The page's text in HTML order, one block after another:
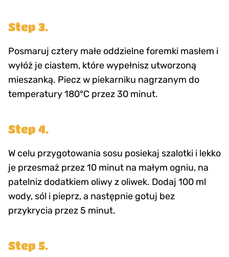
Step 3.
Posmaruj cztery małe oddzielne foremki masłem i
wyłóż je ciastem, które wypełnisz utworzoną
mieszanką. Piecz w piekarniku nagrzanym do
temperatury 180°C przez 30 minut.
Step 4.
W celu przygotowania sosu posiekaj szalotki i lekko
je przesmaż przez 10 minut na małym ogniu, na
patelniz dodatkiem oliwy z oliwek. Dodaj 100 ml
wody, sól i pieprz, a następnie gotuj bez
przykrycia przez 5 minut.
Step 5.